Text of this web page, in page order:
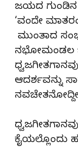
ಜಯದ ಗುಂಡಿನ
‘ವಂದೇ
ಮುಂತಾದ
ನಭೋಮಂಡಲ
ಆದರ್ಶವನ್ನು
ಕೈಯಲ್ಲೊಂದು